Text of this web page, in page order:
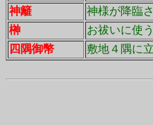
神籬 神様が降臨
榊
お祓いに使
四隅御幣
敷地４隅に